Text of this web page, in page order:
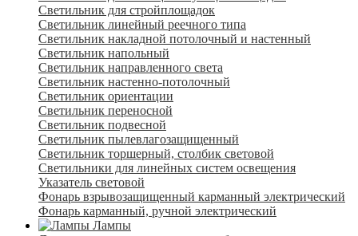
Светильник для стройплощадок
Светильник линейный реечного типа
Светильник накладной потолочный и настенный
Светильник напольный
Светильник направленного света
Светильник настенно-потолочный
Светильник ориентации
Светильник переносной
Светильник подвесной
Светильник пылевлагозащищенный
Светильник торшерный, столбик световой
Светильники для линейных систем освещения
Указатель световой
Фонарь взрывозащищенный карманный электрический
Фонарь карманный, ручной электрический
Лампы